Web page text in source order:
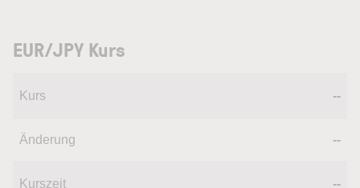
EUR/JPY Kurs
Kurs --
Änderung --
Kurszeit --